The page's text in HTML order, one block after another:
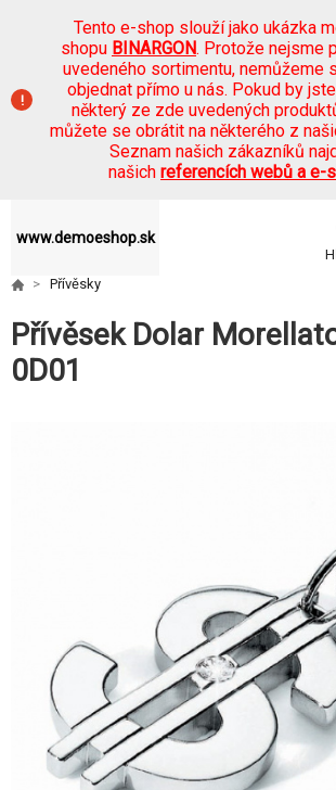
Tento e-shop slouží jako ukázka
shopu BINARGON. Protože nejsme
uvedeného sortimentu, nemůžeme
objednat přímo u nás. Pokud by
některý ze zde uvedených
můžete se obrátit na některého z
Seznam našich zákazníků
našich referencích webů a e-
www.demoeshop.sk
Přívěsky
Přívěsek Dolar
0D01